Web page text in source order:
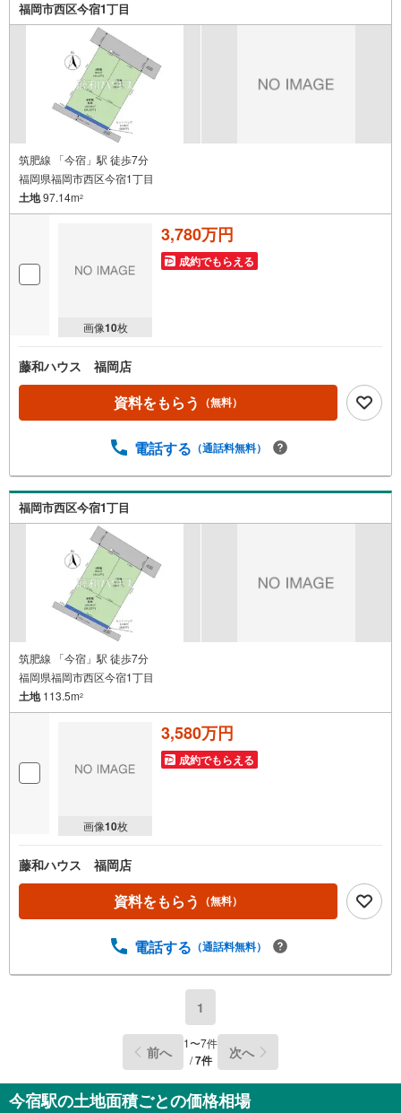
福岡市西区今宿1丁目
筑肥線 「今宿」駅 徒歩7分
福岡県福岡市西区今宿1丁目
土地97.14m2
画像10枚
3,780万円
成約でもらえる
藤和ハウス 福岡店
資料をもらう （無料）
電話する （通話料無料）
福岡市西区今宿1丁目
筑肥線 「今宿」駅 徒歩7分
福岡県福岡市西区今宿1丁目
土地113.5m2
画像10枚
3,580万円
成約でもらえる
藤和ハウス 福岡店
資料をもらう （無料）
電話する （通話料無料）
1
前へ 1〜7件
/7件 次へ
今宿駅の土地面積ごとの価格相場